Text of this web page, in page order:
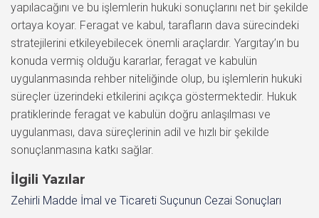
yapılacağını ve bu işlemlerin hukuki sonuçlarını net bir şekilde
ortaya koyar. Feragat ve kabul, tarafların dava sürecindeki
stratejilerini etkileyebilecek önemli araçlardır. Yargıtay’ın bu
konuda vermiş olduğu kararlar, feragat ve kabulün
uygulanmasında rehber niteliğinde olup, bu işlemlerin hukuki
süreçler üzerindeki etkilerini açıkça göstermektedir. Hukuk
pratiklerinde feragat ve kabulün doğru anlaşılması ve
uygulanması, dava süreçlerinin adil ve hızlı bir şekilde
sonuçlanmasına katkı sağlar.
İlgili Yazılar
Zehirli Madde İmal ve Ticareti Suçunun Cezai Sonuçları